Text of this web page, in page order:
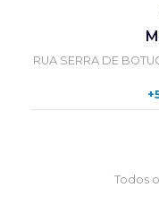
RUA SERRA DE
Todos